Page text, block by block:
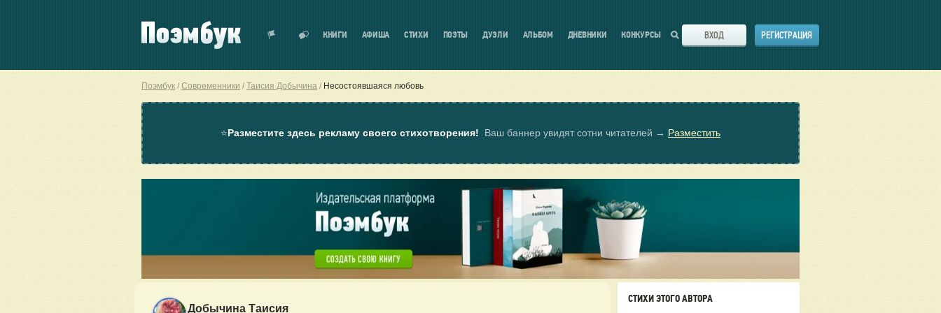
КНИГИ АФИША СТИХИ ПОЭТЫ ДУЭЛИ АЛЬБОМ ДНЕВНИКИ КОНКУРСЫ ВХОД РЕГИСТРАЦИЯ
Поэмбук Современники Таисия Добычина Несостоявшаяся любовь
⭐Разместите здесь рекламу своего стихотворения! Ваш баннер увидят сотни читателей → Разместить
Добычина Таисия
СТИХИ ЭТОГО АВТОРА